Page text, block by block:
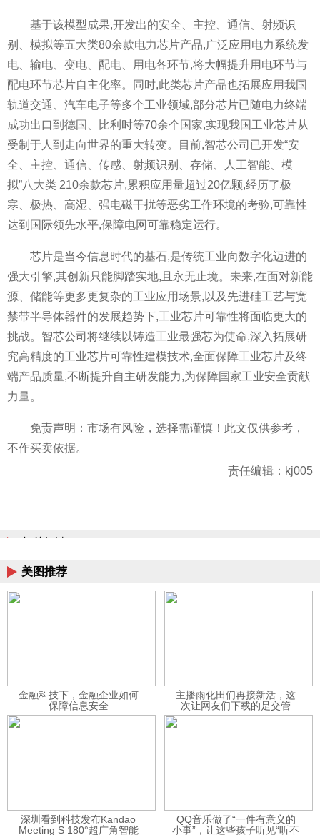
基于该模型成果,开发出的安全、主控、通信、射频识
别、模拟等五大类80余款电力芯片产品,广泛应用电力系统发
电、输电、变电、配电、用电各环节,将大幅提升用电环节与
配电环节芯片自主化率。同时,此类芯片产品也拓展应用我国
轨道交通、汽车电子等多个工业领域,部分芯片已随电力终端
成功出口到德国、比利时等70余个国家,实现我国工业芯片从
受制于人到走向世界的重大转变。目前,智芯公司已开发“安
全、主控、通信、传感、射频识别、存储、人工智能、模
拟”八大类 210余款芯片,累积应用量超过20亿颗,经历了极
寒、极热、高湿、强电磁干扰等恶劣工作环境的考验,可靠性
达到国际领先水平,保障电网可靠稳定运行。
芯片是当今信息时代的基石,是传统工业向数字化迈进的
强大引擎,其创新只能脚踏实地,且永无止境。未来,在面对新能
源、储能等更多更复杂的工业应用场景,以及先进硅工艺与宽
禁带半导体器件的发展趋势下,工业芯片可靠性将面临更大的
挑战。智芯公司将继续以铸造工业最强芯为使命,深入拓展研
究高精度的工业芯片可靠性建模技术,全面保障工业芯片及终
端产品质量,不断提升自主研发能力,为保障国家工业安全贡献
力量。
免责声明：市场有风险，选择需谨慎！此文仅供参考，
不作买卖依据。
责任编辑：kj005
相关阅读
美图推荐
金融科技下，金融企业如何
保障信息安全
主播雨化田们再接新活，这
次让网友们下载的是交管
12123APP
深圳看到科技发布Kandao
Meeting S 180°超广角智能
QQ音乐做了“一件有意义的
小事”，让这些孩子听见“听不